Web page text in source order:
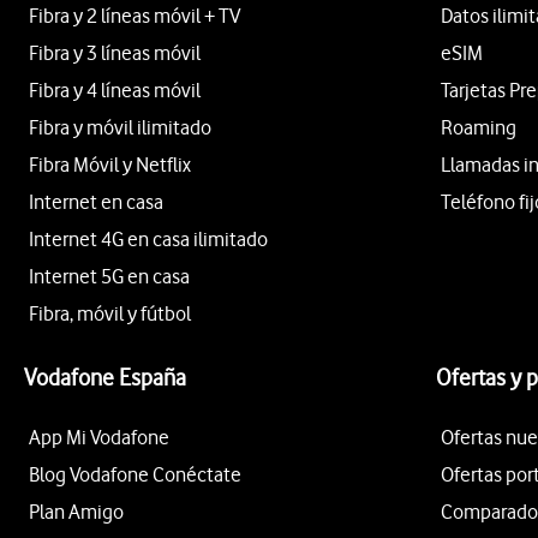
Fibra y 2 líneas móvil + TV
Fibra y 3 líneas móvil
Fibra y 4 líneas móvil
Fibra y móvil ilimitado
Fibra Móvil y Netflix
Internet en casa
Internet 4G en casa ilimitado
Internet 5G en casa
Fibra, móvil y fútbol
Datos
eSIM
Tarjetas
Roaming
Llamadas
Teléfono
Vodafone España
App Mi Vodafone
Blog Vodafone Conéctate
Plan Amigo
Ofertas y
Ofertas
Ofertas